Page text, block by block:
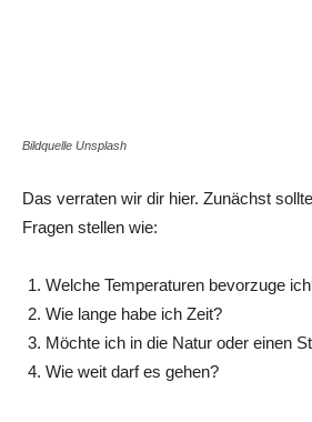
Bildquelle Unsplash
Das verraten wir dir hier. Zunächst
Fragen stellen wie:
Welche Temperaturen bevorzuge
Wie lange habe ich Zeit?
Möchte ich in die Natur oder einen
Wie weit darf es gehen?